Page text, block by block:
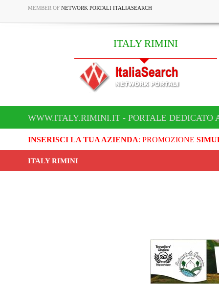
MEMBER OF NETWORK PORTALI ITALIASEARCH
ITALY RIMINI
WWW.ITALY.RIMINI.IT - PORTALE DEDICATO
INSERISCI LA TUA AZIENDA: PROMOZIONE
ITALY RIMINI